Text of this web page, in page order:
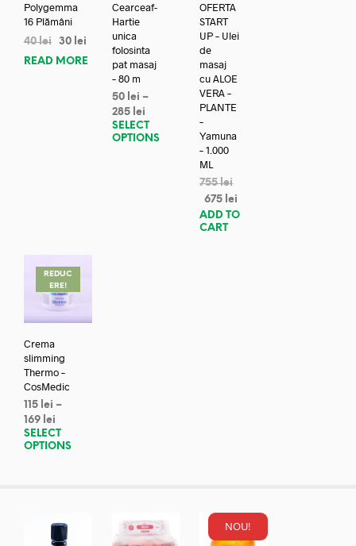
Polygemma
16 Plămâni
40lei 30 lei
READ MORE
Cearceaf-
Hartie
unica
folosinta
pat masaj
– 80 m
50 lei –
285 lei
SELECT
OPTIONS
OFERTA
START
UP – Ulei
de
masaj
cu ALOE
VERA –
PLANTE
–
Yamuna
– 1.000
ML
755lei
675 lei
ADD TO
CART
REDUC
ERE!
Crema
slimming
Thermo –
CosMedic
115 lei –
169 lei
SELECT
OPTIONS
NOU!